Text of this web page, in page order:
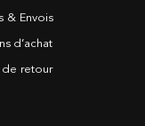
& Envois
d’achat
de retour